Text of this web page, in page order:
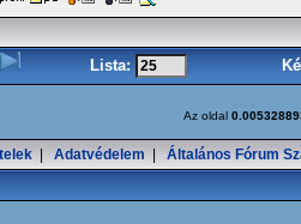
Lista:
Az oldal
Adatvédelem Általános Fórum